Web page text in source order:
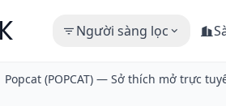
Người sàng lọc
Popcat (POPCAT) — Sở thích mở trực